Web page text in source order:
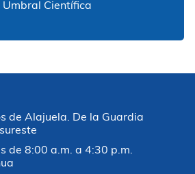
Umbral Científica
de Alajuela. De la Guardia
de 8:00 a.m. a 4:30 p.m.